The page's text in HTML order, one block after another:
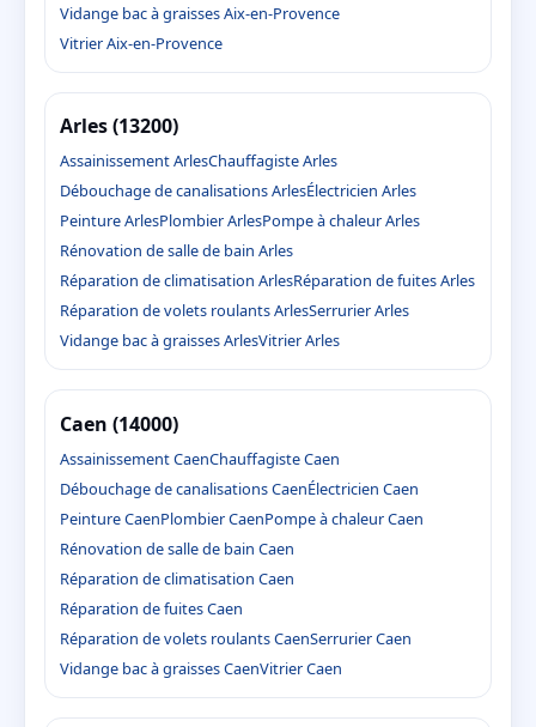
Vidange bac à graisses Aix-en-Provence
Vitrier Aix-en-Provence
Arles (13200)
Assainissement ArlesChauffagiste Arles
Débouchage de canalisations ArlesÉlectricien Arles
Peinture ArlesPlombier ArlesPompe à chaleur Arles
Rénovation de salle de bain Arles
Réparation de climatisation ArlesRéparation de fuites Arles
Réparation de volets roulants ArlesSerrurier Arles
Vidange bac à graisses ArlesVitrier Arles
Caen (14000)
Assainissement CaenChauffagiste Caen
Débouchage de canalisations CaenÉlectricien Caen
Peinture CaenPlombier CaenPompe à chaleur Caen
Rénovation de salle de bain Caen
Réparation de climatisation Caen
Réparation de fuites Caen
Réparation de volets roulants CaenSerrurier Caen
Vidange bac à graisses CaenVitrier Caen